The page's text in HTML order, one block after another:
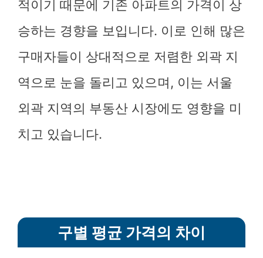
적이기 때문에 기존 아파트의 가격이 상
승하는 경향을 보입니다. 이로 인해 많은
구매자들이 상대적으로 저렴한 외곽 지
역으로 눈을 돌리고 있으며, 이는 서울
외곽 지역의 부동산 시장에도 영향을 미
치고 있습니다.
구별 평균 가격의 차이